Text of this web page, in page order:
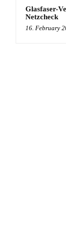
Glasfaser-
Netzcheck
16. February